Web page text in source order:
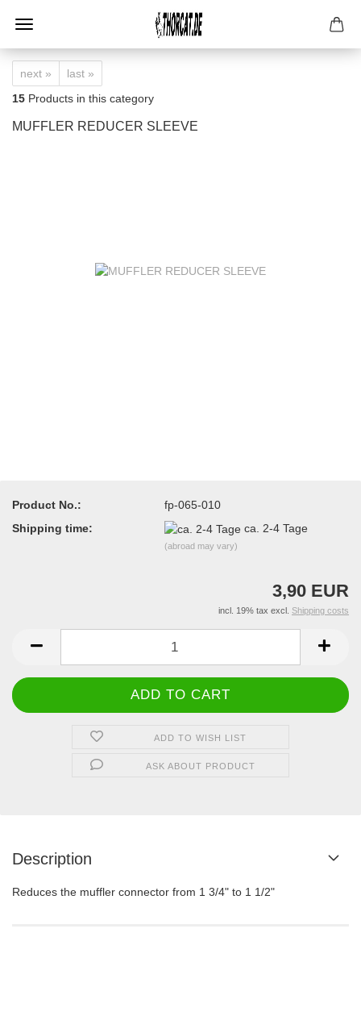
next »
last »
15 Products in this category
MUFFLER REDUCER SLEEVE
Product No.:
fp-065-010
Shipping time:
ca. 2-4 Tage
(abroad may vary)
3,90 EUR
incl. 19% tax excl. Shipping costs
ADD TO WISH LIST
ASK ABOUT PRODUCT
Description
Reduces the muffler connector from 1 3/4" to 1 1/2"